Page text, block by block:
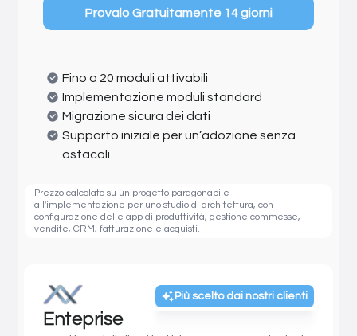
Provalo Gratuitamente 14 giorni
Fino a 20 moduli attivabili
Implementazione moduli standard
Migrazione sicura dei dati
Supporto iniziale per un’adozione senza
ostacoli
Prezzo calcolato su un progetto paragonabile
all'implementazione per uno studio di architettura, con
configurazione delle app di produttività, gestione commesse,
vendite, CRM, fatturazione e acquisti.
Più scelto dai nostri clienti
Enteprise